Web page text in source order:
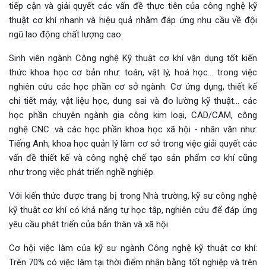
tiếp cận và giải quyết các vấn đề thực tiễn của công nghệ kỹ
thuật cơ khí nhanh và hiệu quả nhằm đáp ứng nhu cầu về đội
ngũ lao động chất lượng cao.
Sinh viên ngành Công nghệ Kỹ thuật cơ khí vận dụng tốt kiến
thức khoa học cơ bản như: toán, vật lý, hoá học… trong việc
nghiên cứu các học phần cơ sở ngành: Cơ ứng dụng, thiết kế
chi tiết máy, vật liệu học, dung sai và đo lường kỹ thuật... các
học phần chuyên ngành gia công kim loại, CAD/CAM, công
nghệ CNC…và các học phần khoa học xã hội - nhân văn như:
Tiếng Anh, khoa học quản lý làm cơ sở trong việc giải quyết các
vấn đề thiết kế và công nghệ chế tạo sản phẩm cơ khí cũng
như trong việc phát triển nghề nghiệp.
Với kiến thức được trang bị trong Nhà trường, kỹ sư công nghệ
kỹ thuật cơ khí có khả năng tự học tập, nghiên cứu để đáp ứng
yêu cầu phát triển của bản thân và xã hội.
Cơ hội việc làm của kỹ sư ngành Công nghệ kỹ thuật cơ khí:
Trên 70% có việc làm tại thời điểm nhận bằng tốt nghiệp và trên